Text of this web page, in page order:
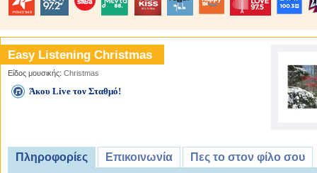
Easy Listening Christmas
Είδος μουσικής: Christmas
Άκου Live τον Σταθμό!
Πληροφορίες Επικοινωνία Πες το στον φίλο σου